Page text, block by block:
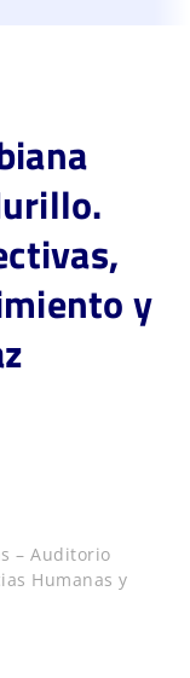
y
– Auditorio
Humanas y